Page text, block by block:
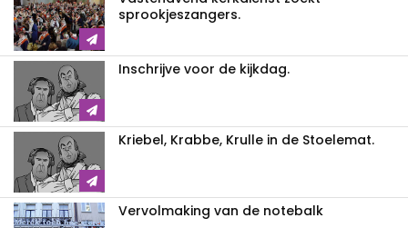
sprookjeszangers.
Inschrijve voor de kijkdag.
Kriebel, Krabbe, Krulle in de Stoelemat.
Vervolmaking van de notebalk